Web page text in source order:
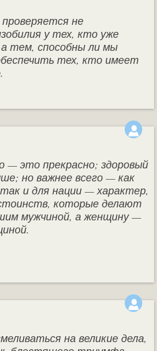
не
у тех, кто уже
тем, способны ли мы
тех, кто имеет
— это прекрасно; здоровый
но важнее всего — как
и для нации — характер,
которые делают
мужчиной, а женщину —
на великие дела,